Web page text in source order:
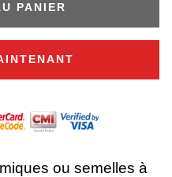
PANIER
ou semelles à